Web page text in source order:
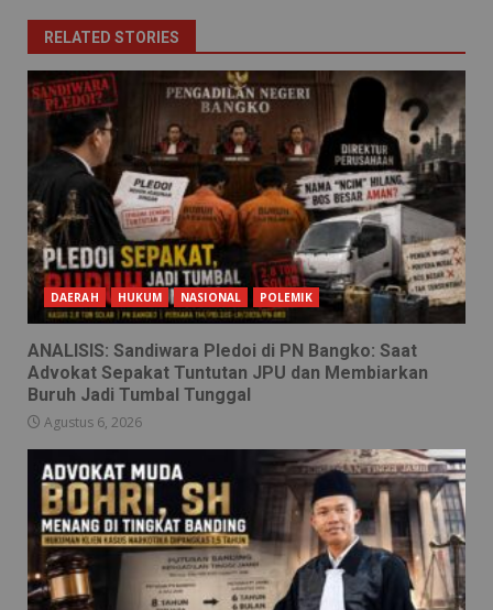
RELATED STORIES
DAERAH HUKUM NASIONAL POLEMIK
ANALISIS: Sandiwara Pledoi di PN Bangko: Saat
Advokat Sepakat Tuntutan JPU dan Membiarkan
Buruh Jadi Tumbal Tunggal
Agustus 6, 2026